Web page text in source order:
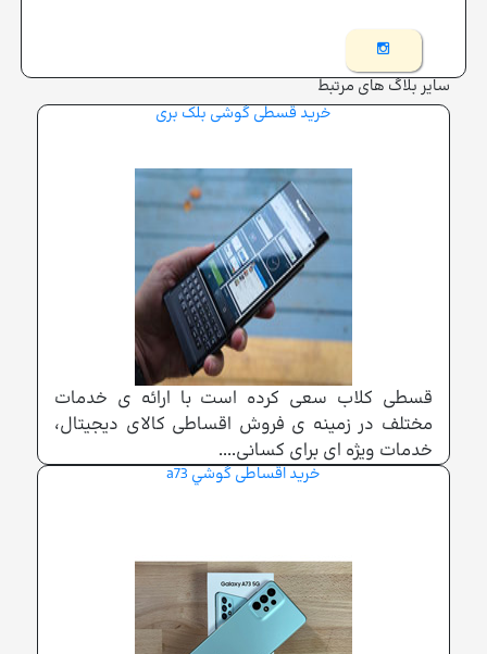
سایر بلاگ های مرتبط
خرید قسطی گوشی بلک بری
قسطی کلاب سعی کرده است با ارائه ی خدمات
مختلف در زمینه ی فروش اقساطی کالای دیجیتال،
خدمات ویژه ای برای کسانی....
خرید اقساطی گوشي a73